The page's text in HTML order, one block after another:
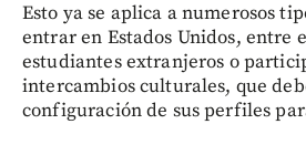
Esto ya se aplica a numerosos
entrar en Estados Unidos, entre
estudiantes extranjeros o
intercambios culturales, que
configuración de sus perfiles